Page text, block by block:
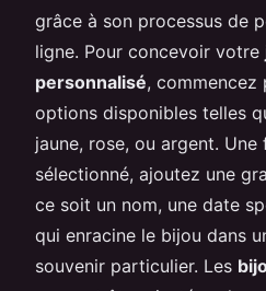
grâce à son processus de
ligne. Pour concevoir votre
personnalisé, commencez
options disponibles telles
jaune, rose, ou argent.
sélectionné, ajoutez une
ce soit un nom, une date
qui enracine le bijou dans
souvenir particulier. Les